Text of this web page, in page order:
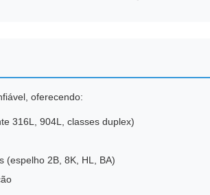
oferecendo:
316L, 904L, classes duplex)
(espelho 2B, 8K, HL, BA)